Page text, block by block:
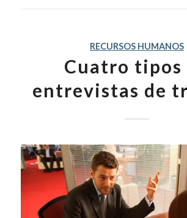
RECURSOS HUMANOS
Cuatro tipos
entrevistas de